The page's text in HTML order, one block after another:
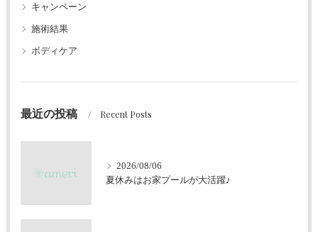
キャンペーン
施術結果
ボディケア
最近の投稿 Recent Posts
2026/08/06
夏休みはお家プールが大活躍♪